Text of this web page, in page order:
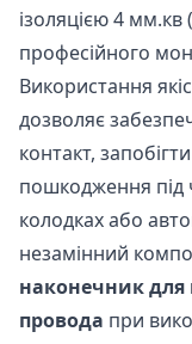
ізоляцією 4
професійного
Використання
дозволяє
контакт,
пошкодження під
колодках або
незамінний
наконечник для
провода при